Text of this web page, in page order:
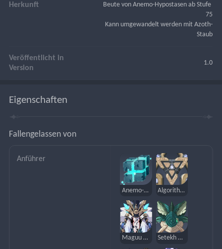
Herkunft
Beute von Anemo-Hypostasen ab Stufe
75
Kann umgewandelt werden mit Azoth-
Staub
Veröffentlicht in
Version
1.0
Eigenschaften
Fallengelassen von
Anführer
Anemo-Hypostase Algorithmus der semi-inkonstanten Matrix des Observierer-Netzwerks
Maguu Kenki Setekh Wenut